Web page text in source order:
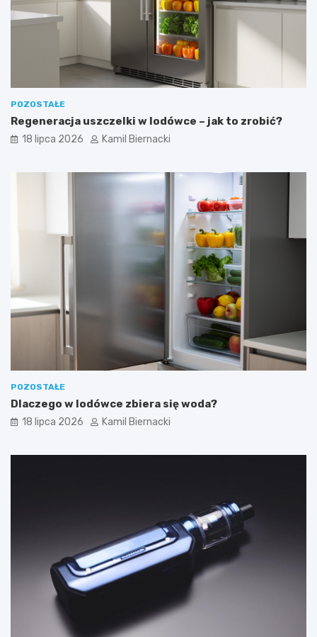
POZOSTAŁE
Regeneracja uszczelki w lodówce – jak to zrobić?
18 lipca 2026 Kamil Biernacki
POZOSTAŁE
Dlaczego w lodówce zbiera się woda?
18 lipca 2026 Kamil Biernacki